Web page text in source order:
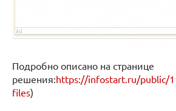
Подробно описано на странице
решения:https://infostart.ru/public/
files)